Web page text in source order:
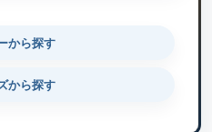
から探す
から探す